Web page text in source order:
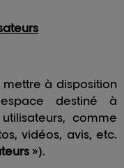
à disposition
destiné à
comme
vidéos, avis, etc.
»).